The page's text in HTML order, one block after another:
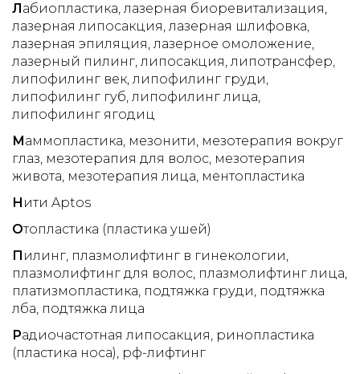
Лабиопластика лазерная биоревитализация
лазерная липосакция лазерная шлифовка
лазерная эпиляция лазерное омоложение
лазерный пилинг липосакция липотрансфер
липофилинг век липофилинг груди
липофилинг губ липофилинг лица
липофилинг ягодиц
Маммопластика мезонити мезотерапия вокруг
глаз мезотерапия для волос мезотерапия
живота мезотерапия лица ментопластика
Н ити Aptos
Отопластика (пластика ушей)
П илинг плазмолифтинг в гинекологии
плазмолифтинг для волос плазмолифтинг лица
платизмопластика подтяжка груди подтяжка
лба подтяжка лица
Радиочастотная липосакция ринопластика
(пластика носа) рф-лифтинг